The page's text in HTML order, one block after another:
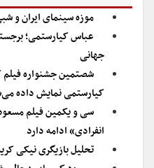
موزه سینمای ایران و
عباس کیارستمی؛
جهانی
شصتمین جشنواره فیلم
کیارستمی نمایش داده
سی و یکمین فیلم
انفرادی» ادامه دارد
تحلیل بازیگری نیکی